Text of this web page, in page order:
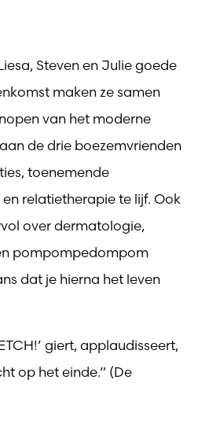
Steven en Julie goede
maken ze samen
van het moderne
de drie boezemvrienden
toenemende
relatietherapie te lijf. Ook
over dermatologie,
pompompedompom
dat je hierna het leven
giert, applaudisseert,
op het einde.” (De